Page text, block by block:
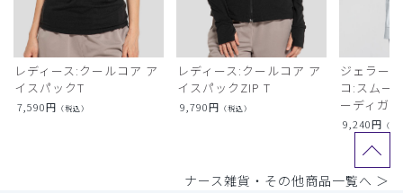
レディース:クールコア ア
イスパックT
7,590円 （税込）
レディース:クールコア ア
イスパックZIP T
9,790円 （税込）
ジェラー
コ:スムー
ーディガン
9,240円 （税
ナース雑貨・その他商品一覧へ ＞